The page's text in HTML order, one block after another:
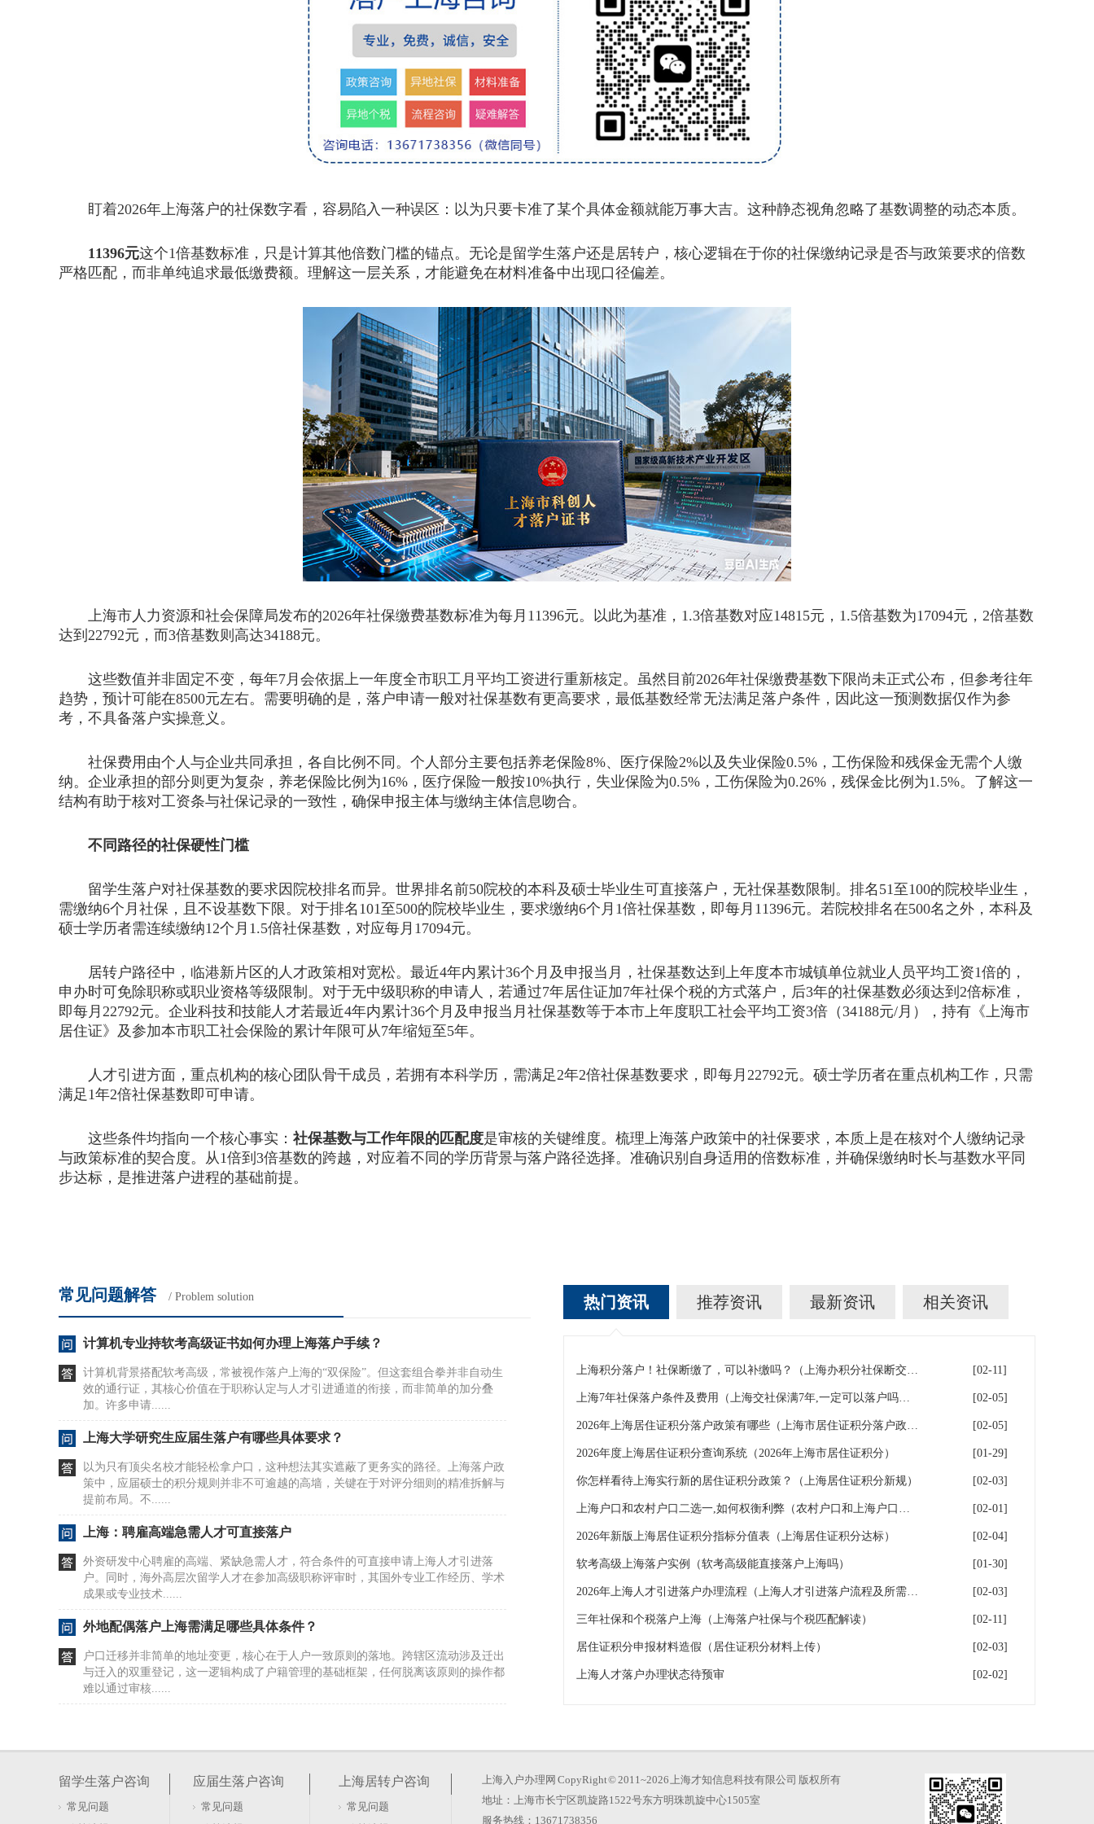
盯着2026年上海落户的社保数字看，容易陷入一种误区：以为只要卡准了某个具体金额就能万事大吉。这种静态视角忽略了基数调整的动态本质。
11396元这个1倍基数标准，只是计算其他倍数门槛的锚点。无论是留学生落户还是居转户，核心逻辑在于你的社保缴纳记录是否与政策要求的倍数
严格匹配，而非单纯追求最低缴费额。理解这一层关系，才能避免在材料准备中出现口径偏差。
上海市人力资源和社会保障局发布的2026年社保缴费基数标准为每月11396元。以此为基准，1.3倍基数对应14815元，1.5倍基数为17094元，2倍基数
达到22792元，而3倍基数则高达34188元。
这些数值并非固定不变，每年7月会依据上一年度全市职工月平均工资进行重新核定。虽然目前2026年社保缴费基数下限尚未正式公布，但参考往年
趋势，预计可能在8500元左右。需要明确的是，落户申请一般对社保基数有更高要求，最低基数经常无法满足落户条件，因此这一预测数据仅作为参
考，不具备落户实操意义。
社保费用由个人与企业共同承担，各自比例不同。个人部分主要包括养老保险8%、医疗保险2%以及失业保险0.5%，工伤保险和残保金无需个人缴
纳。企业承担的部分则更为复杂，养老保险比例为16%，医疗保险一般按10%执行，失业保险为0.5%，工伤保险为0.26%，残保金比例为1.5%。了解这一
结构有助于核对工资条与社保记录的一致性，确保申报主体与缴纳主体信息吻合。
不同路径的社保硬性门槛
留学生落户对社保基数的要求因院校排名而异。世界排名前50院校的本科及硕士毕业生可直接落户，无社保基数限制。排名51至100的院校毕业生，
需缴纳6个月社保，且不设基数下限。对于排名101至500的院校毕业生，要求缴纳6个月1倍社保基数，即每月11396元。若院校排名在500名之外，本科及
硕士学历者需连续缴纳12个月1.5倍社保基数，对应每月17094元。
居转户路径中，临港新片区的人才政策相对宽松。最近4年内累计36个月及申报当月，社保基数达到上年度本市城镇单位就业人员平均工资1倍的，
申办时可免除职称或职业资格等级限制。对于无中级职称的申请人，若通过7年居住证加7年社保个税的方式落户，后3年的社保基数必须达到2倍标准，
即每月22792元。企业科技和技能人才若最近4年内累计36个月及申报当月社保基数等于本市上年度职工社会平均工资3倍（34188元/月），持有《上海市
居住证》及参加本市职工社会保险的累计年限可从7年缩短至5年。
人才引进方面，重点机构的核心团队骨干成员，若拥有本科学历，需满足2年2倍社保基数要求，即每月22792元。硕士学历者在重点机构工作，只需
满足1年2倍社保基数即可申请。
这些条件均指向一个核心事实： 社保基数与工作年限的匹配度是审核的关键维度。梳理上海落户政策中的社保要求，本质上是在核对个人缴纳记录
与政策标准的契合度。从1倍到3倍基数的跨越，对应着不同的学历背景与落户路径选择。准确识别自身适用的倍数标准，并确保缴纳时长与基数水平同
步达标，是推进落户进程的基础前提。
常见问题解答 / Problem solution
计算机专业持软考高级证书如何办理上海落户手续？
计算机背景搭配软考高级，常被视作落户上海的“双保险”。但这套组合拳并非自动生
效的通行证，其核心价值在于职称认定与人才引进通道的衔接，而非简单的加分叠
加。许多申请......
上海大学研究生应届生落户有哪些具体要求？
以为只有顶尖名校才能轻松拿户口，这种想法其实遮蔽了更务实的路径。上海落户政
策中，应届硕士的积分规则并非不可逾越的高墙，关键在于对评分细则的精准拆解与
提前布局。不......
上海：聘雇高端急需人才可直接落户
外资研发中心聘雇的高端、紧缺急需人才，符合条件的可直接申请上海人才引进落
户。同时，海外高层次留学人才在参加高级职称评审时，其国外专业工作经历、学术
成果或专业技术......
外地配偶落户上海需满足哪些具体条件？
户口迁移并非简单的地址变更，核心在于人户一致原则的落地。跨辖区流动涉及迁出
与迁入的双重登记，这一逻辑构成了户籍管理的基础框架，任何脱离该原则的操作都
难以通过审核......
社保基数达标，只是落户上海的入场券。很多人误以为只要金额够高就能顺利通关，
方公布......
松江人才服务中心办理上海居转户需要哪些材料？
热门资讯 推荐资讯 最新资讯 相关资讯
上海积分落户！社保断缴了，可以补缴吗？（上海办积分社保断交需要重新计算吗） [02-11]
上海7年社保落户条件及费用（上海交社保满7年,一定可以落户吗？） [02-05]
2026年上海居住证积分落户政策有哪些（上海市居住证积分落户政策2026年） [02-05]
2026年度上海居住证积分查询系统（2026年上海市居住证积分） [01-29]
你怎样看待上海实行新的居住证积分政策？（上海居住证积分新规） [02-03]
上海户口和农村户口二选一,如何权衡利弊（农村户口和上海户口哪个值钱） [02-01]
2026年新版上海居住证积分指标分值表（上海居住证积分达标） [02-04]
软考高级上海落户实例（软考高级能直接落户上海吗） [01-30]
2026年上海人才引进落户办理流程（上海人才引进落户流程及所需时间） [02-03]
三年社保和个税落户上海（上海落户社保与个税匹配解读） [02-11]
居住证积分申报材料造假（居住证积分材料上传） [02-03]
上海人才落户办理状态待预审 [02-02]
留学生落户咨询
常见问题
应届生落户咨询
常见问题
上海居转户咨询
常见问题
上海入户办理网 CopyRight © 2011~2026 上海才知信息科技有限公司 版权所有
地址：上海市长宁区凯旋路1522号东方明珠凯旋中心1505室
服务热线：13671738356